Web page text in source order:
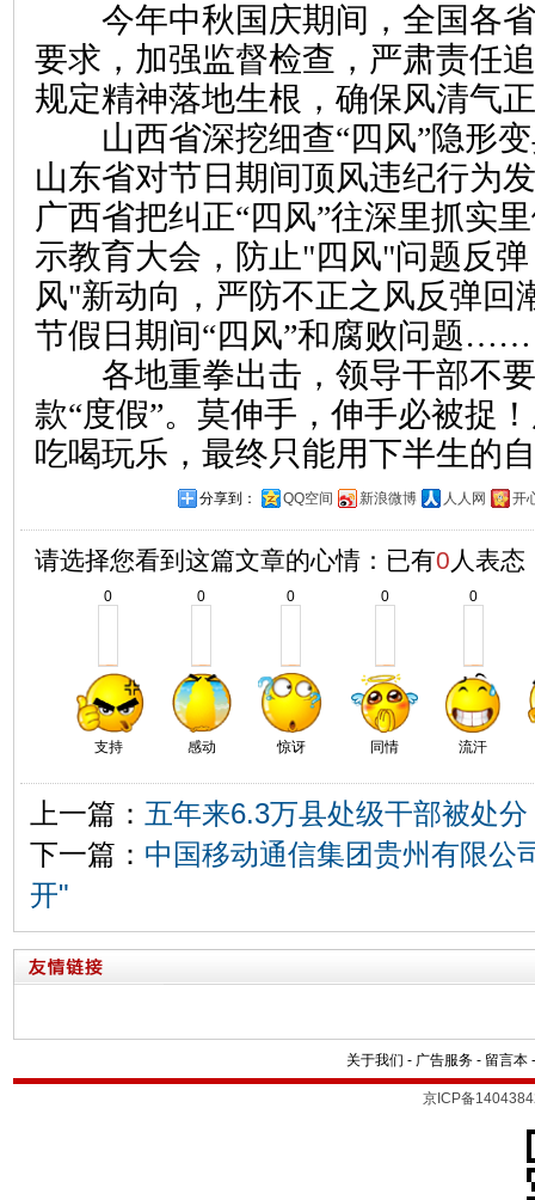
今年中秋国庆期间，全国各省
要求，加强监督检查，严肃责任
规定精神落地生根，确保风清气
山西省深挖细查“四风”隐形变
山东省对节日期间顶风违纪行为
广西省把纠正“四风”往深里抓实
示教育大会，防止"四风"问题反
风"新动向，严防不正之风反弹回
节假日期间“四风”和腐败问题……
各地重拳出击，领导干部不要
款“度假”。莫伸手，伸手必被捉
吃喝玩乐，最终只能用下半生的
分享到： QQ空间 新浪微博 人人网 开
请选择您看到这篇文章的心情：已有0 人表态
0
支持
0
感动
0
惊讶
0
同情
0
流汗
上一篇： 五年来6.3万县处级干部被处分
下一篇： 中国移动通信集团贵州有限公
开"
关于我们 - 广告服务 - 留言本
京ICP备